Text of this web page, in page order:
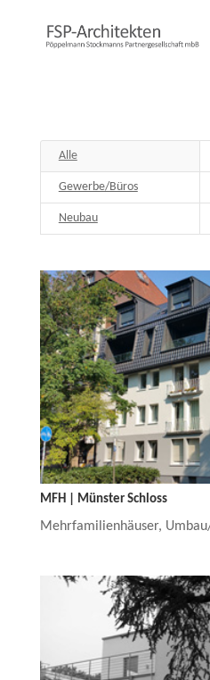
Alle
Gewerbe/Büros
Neubau
MFH | Münster Schloss
Mehrfamilienhäuser,